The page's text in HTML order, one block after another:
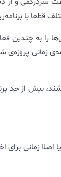
با
را به چندین
زمانی
بیش از حد
یا اصلا زمانی